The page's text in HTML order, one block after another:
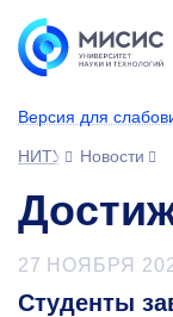
Версия для
НИТУ МИСИС
Новости
27 НОЯБРЯ
Студенты